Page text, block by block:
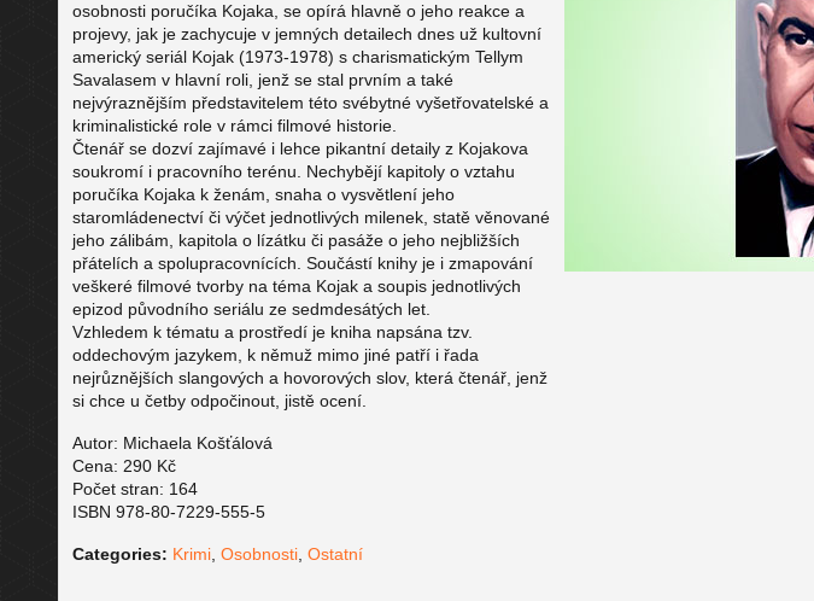
osobnosti poručíka Kojaka, se opírá hlavně o jeho reakce a
projevy, jak je zachycuje v jemných detailech dnes už kultovní
americký seriál Kojak (1973-1978) s charismatickým Tellym
Savalasem v hlavní roli, jenž se stal prvním a také
nejvýraznějším představitelem této svébytné vyšetřovatelské a
kriminalistické role v rámci filmové historie.
Čtenář se dozví zajímavé i lehce pikantní detaily z Kojakova
soukromí i pracovního terénu. Nechybějí kapitoly o vztahu
poručíka Kojaka k ženám, snaha o vysvětlení jeho
staromládenectví či výčet jednotlivých milenek, statě věnované
jeho zálibám, kapitola o lízátku či pasáže o jeho nejbližších
přátelích a spolupracovnících. Součástí knihy je i zmapování
veškeré filmové tvorby na téma Kojak a soupis jednotlivých
epizod původního seriálu ze sedmdesátých let.
Vzhledem k tématu a prostředí je kniha napsána tzv.
oddechovým jazykem, k němuž mimo jiné patří i řada
nejrůznějších slangových a hovorových slov, která čtenář, jenž
si chce u četby odpočinout, jistě ocení.
Autor: Michaela Košťálová
Cena: 290 Kč
Počet stran: 164
ISBN 978-80-7229-555-5
Categories: Krimi Osobnosti Ostatní